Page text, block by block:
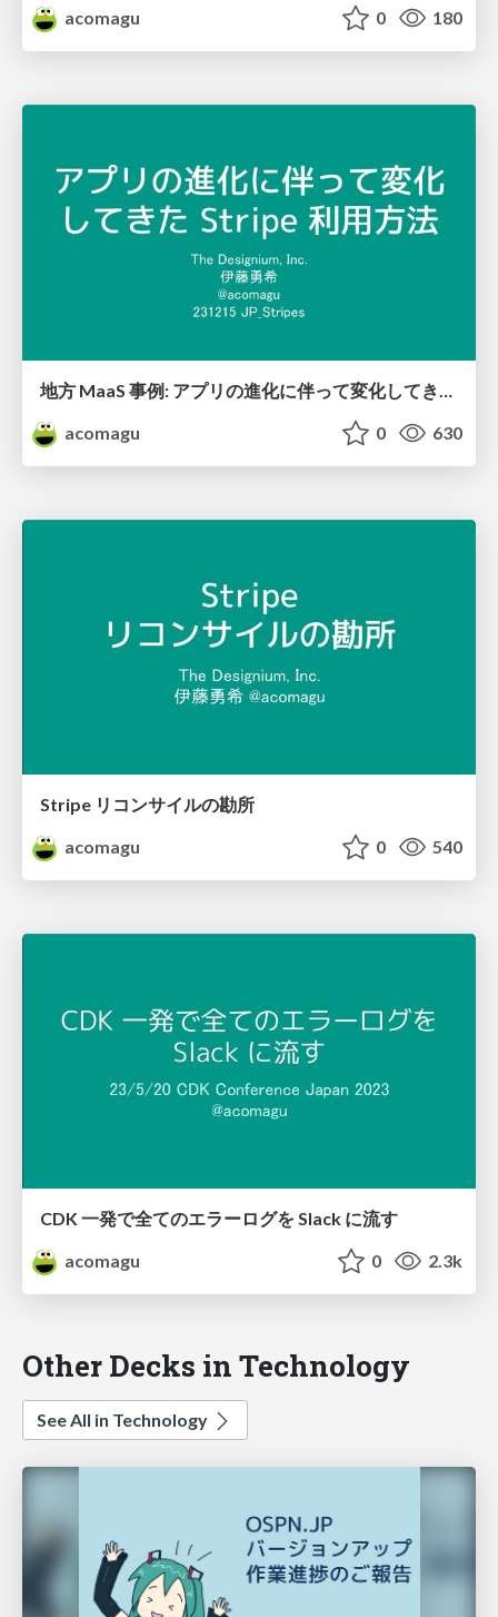
acomagu 0 180
acomagu
0 630
Stripe リコンサイルの勘所
acomagu
0 540
CDK 一発で全てのエラーログを Slack に流す
acomagu
0 2.3k
Other Decks in Technology
See All in Technology